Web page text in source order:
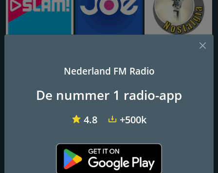
Radio Nostalgia
FunX Reggae
Frequenties FM
: Online
Contactpersonen
http://www.funx.nl/radio
Nederland FM Radio
De nummer 1 radio-app
4.8 +500k